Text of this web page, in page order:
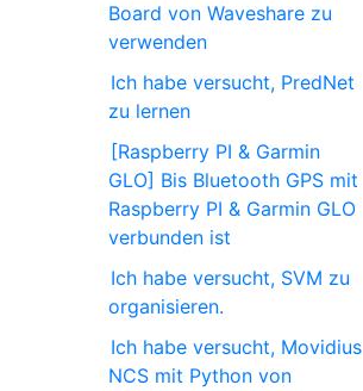
Board von Waveshare zu
verwenden
Ich habe versucht, PredNet
zu lernen
[Raspberry PI & Garmin
GLO] Bis Bluetooth GPS mit
Raspberry PI & Garmin GLO
verbunden ist
Ich habe versucht, SVM zu
organisieren.
Ich habe versucht, Movidius
NCS mit Python von